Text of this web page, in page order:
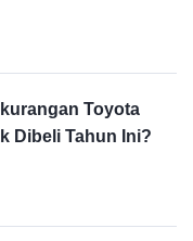
Toyota
Dibeli Tahun Ini?